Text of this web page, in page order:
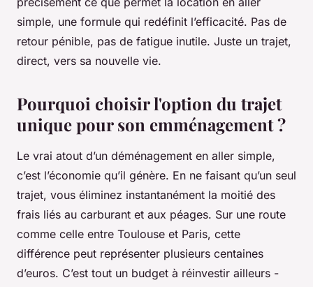
simple, une formule qui redéfinit l’efficacité. Pas de
retour pénible, pas de fatigue inutile. Juste un trajet,
direct, vers sa nouvelle vie.
Pourquoi choisir l'option du trajet
unique pour son emménagement ?
Le vrai atout d’un déménagement en aller simple,
c’est l’économie qu’il génère. En ne faisant qu’un seul
trajet, vous éliminez instantanément la moitié des
frais liés au carburant et aux péages. Sur une route
comme celle entre Toulouse et Paris, cette
différence peut représenter plusieurs centaines
d’euros. C’est tout un budget à réinvestir ailleurs -